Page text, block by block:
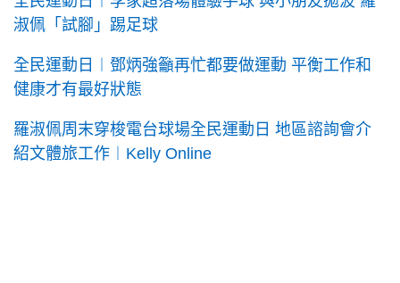
淑佩「試腳」踢足球
全民運動日︱鄧炳強籲再忙都要做運動 平衡工作和
健康才有最好狀態
羅淑佩周末穿梭電台球場全民運動日 地區諮詢會介
紹文體旅工作︱Kelly Online